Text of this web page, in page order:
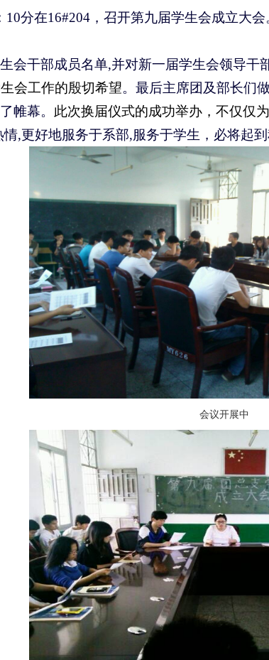
10分在16#204，召开第九届学生会成立大会
会干部成员名单,并对新一届学生会领导干
会工作的殷切希望。 最后主席团及部长们
帷幕。 此次换届仪式的成功举办，不仅仅
,更好地服务于系部,服务于学生，必将起
会议开展中